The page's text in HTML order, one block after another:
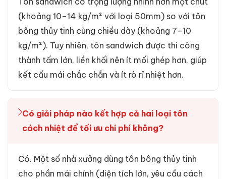
(khoảng 10–14 kg/m² với loại 50mm) so với tôn
bông thủy tinh cùng chiều dày (khoảng 7–10
kg/m²). Tuy nhiên, tôn sandwich được thi công
thành tấm lớn, liền khối nên ít mối ghép hơn, giúp
kết cấu mái chắc chắn và ít rò rỉ nhiệt hơn.
Có giải pháp nào kết hợp cả hai loại tôn
cách nhiệt để tối ưu chi phí không?
Có. Một số nhà xưởng dùng tôn bông thủy tinh
cho phần mái chính (diện tích lớn, yêu cầu cách